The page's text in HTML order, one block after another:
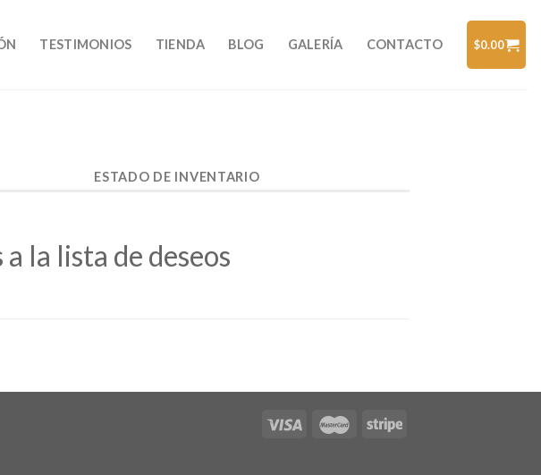
TESTIMONIOS TIENDA BLOG GALERÍA CONTACTO $0.00
ESTADO DE INVENTARIO
la lista de deseos